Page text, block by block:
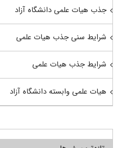
جذب هیات علمی دانشگاه آزاد
شرایط سنی جذب هیات علمی
شرایط جذب هیات علمی
هیات علمی وابسته دانشگاه آزاد